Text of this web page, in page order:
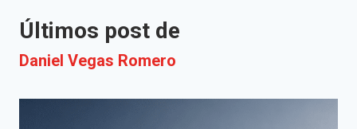
Últimos post de
Daniel Vegas Romero